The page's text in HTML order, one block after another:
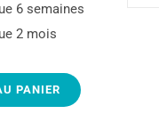
6 semaines
2 mois
PANIER